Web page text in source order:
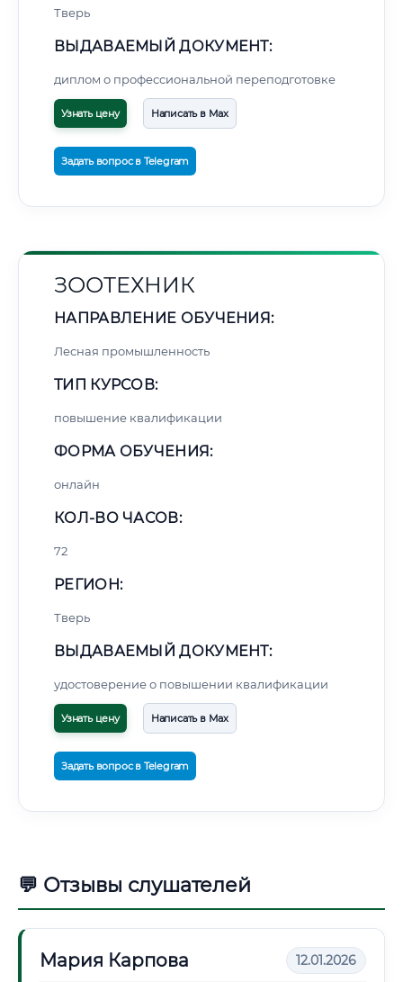
Тверь
ВЫДАВАЕМЫЙ ДОКУМЕНТ:
диплом о профессиональной переподготовке
Узнать цену Написать в Max
Задать вопрос в Telegram
ЗООТЕХНИК
НАПРАВЛЕНИЕ ОБУЧЕНИЯ:
Лесная промышленность
ТИП КУРСОВ:
повышение квалификации
ФОРМА ОБУЧЕНИЯ:
онлайн
КОЛ-ВО ЧАСОВ:
72
РЕГИОН:
Тверь
ВЫДАВАЕМЫЙ ДОКУМЕНТ:
удостоверение о повышении квалификации
Узнать цену Написать в Max
Задать вопрос в Telegram
💬 Отзывы слушателей
Мария Карпова 12.01.2026